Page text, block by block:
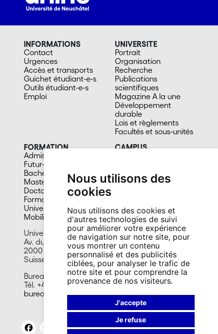
Nous utilisons des
cookies
Nous utilisons des cookies et
d'autres technologies de suivi
pour améliorer votre expérience
de navigation sur notre site, pour
vous montrer un contenu
personnalisé et des publicités
ciblées, pour analyser le trafic de
notre site et pour comprendre la
provenance de nos visiteurs.
J'accepte
Je refuse
INFORMATIONS
Contact
Urgences
Accès et transports
Guichet étudiant-e-s
Outils étudiant-e-s
Emploi
UNIVERSITE
Portrait
Organisation
Recherche
Publications
scientifiques
Magazine A la une
Développement
durable
Lois et règlements
Facultés et sous-unités
FORMATION
Admission
Futur-e étudiant-e
Bachelors
Masters
Doctorat
Formation continue
Université du 3e âge
Mobilité
CAMPUS
Sports
Santé
Université de Neuchâtel
Av. du 1er-Mars 26
2000 Neuchâtel
Suisse
Bureau presse et promotion
Tél. +41 32 718 10 40
bureau.presse@unine.ch